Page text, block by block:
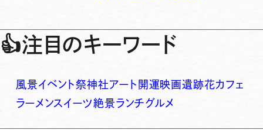
👍注目のキーワード
風景イベント祭神社アート 開運映画遺跡花カフェ
ラーメンスイーツ絶景ランチグルメ